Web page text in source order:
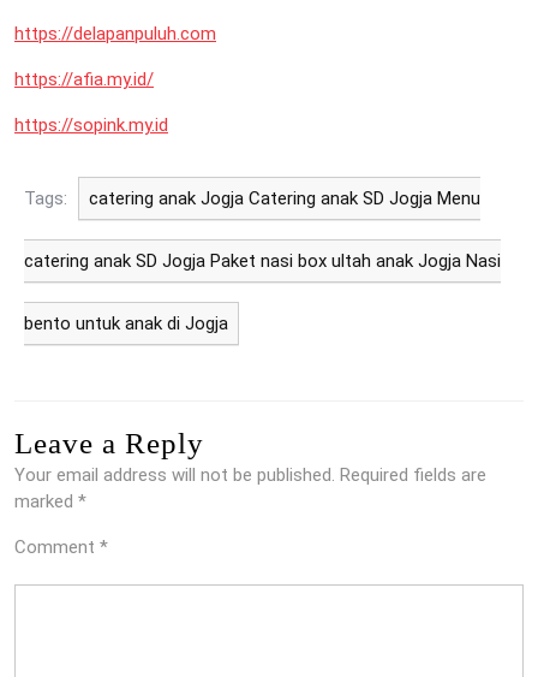
https://delapanpuluh.com
https://afia.my.id/
https://sopink.my.id
Tags: catering anak Jogja Catering anak SD Jogja Menu
catering anak SD Jogja Paket nasi box ultah anak Jogja Nasi
bento untuk anak di Jogja
Leave a Reply
Your email address will not be published. Required fields are
marked *
Comment *